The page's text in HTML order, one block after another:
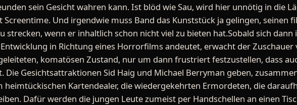
sein Gesicht wahren kann. Ist blöd wie Sau, wird hier unnötig in die
Screentime. Und irgendwie muss Band das Kunststück ja gelingen, seinen
strecken, wenn er inhaltlich schon nicht viel zu bieten hat.Sobald sich
in Richtung eines Horrorfilms andeutet, erwacht der
komatösen Zustand, nur um dann frustriert festzustellen, dass
Die Gesichtsattraktionen Sid Haig und Michael Berryman geben,
heimtückischen Kartendealer, die wiedergekehrten Ermordeten, die
Dafür werden die jungen Leute zumeist per Handschellen an einen